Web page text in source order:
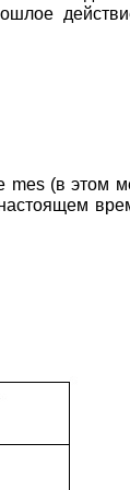
mes (в этом